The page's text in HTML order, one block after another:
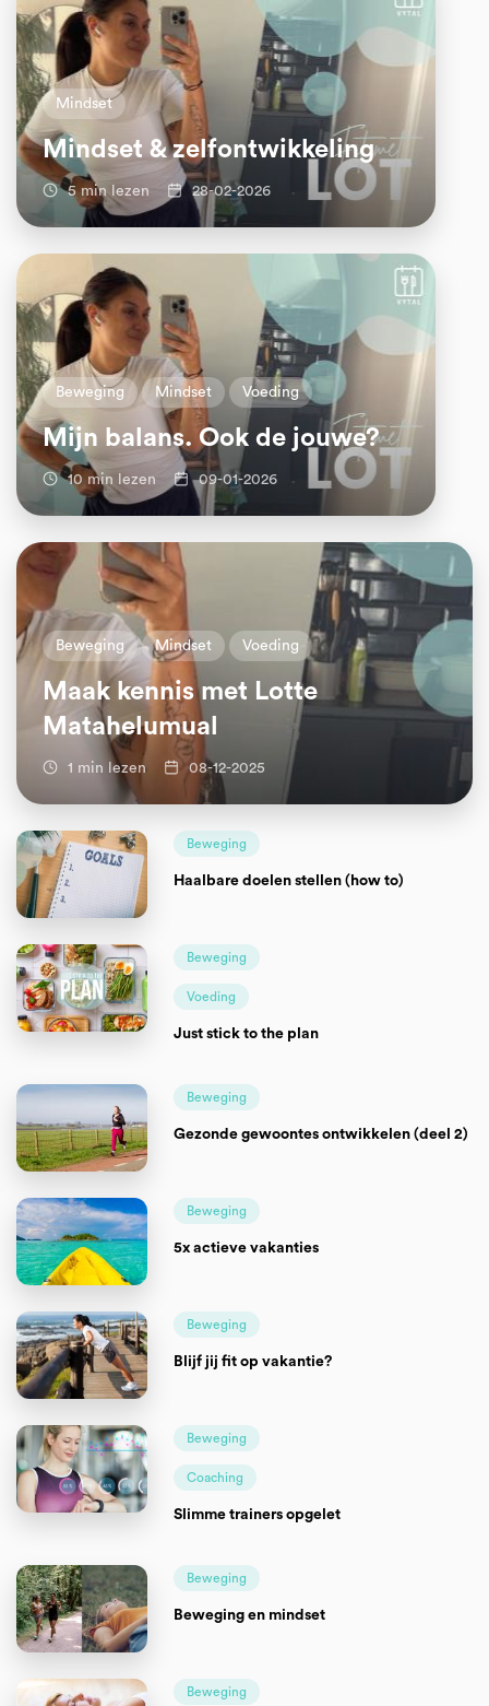
Mindset
Mindset & zelfontwikkeling
5 min lezen 28-02-2026
Beweging Mindset Voeding
Mijn balans. Ook de jouwe?
10 min lezen 09-01-2026
Beweging Mindset Voeding
Maak kennis met Lotte
Matahelumual
1 min lezen 08-12-2025
Beweging
Haalbare doelen stellen (how to)
Beweging
Voeding
Just stick to the plan
Beweging
Gezonde gewoontes ontwikkelen (deel 2)
Beweging
5x actieve vakanties
Beweging
Blijf jij fit op vakantie?
Beweging
Coaching
Slimme trainers opgelet
Beweging
Beweging en mindset
Beweging